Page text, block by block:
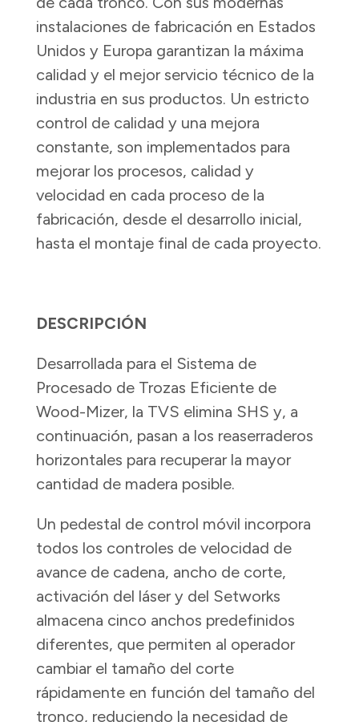
instalaciones de fabricación en Estados
Unidos y Europa garantizan la máxima
calidad y el mejor servicio técnico de la
industria en sus productos. Un estricto
control de calidad y una mejora
constante, son implementados para
mejorar los procesos, calidad y
velocidad en cada proceso de la
fabricación, desde el desarrollo inicial,
hasta el montaje final de cada proyecto.
DESCRIPCIÓN
Desarrollada para el Sistema de
Procesado de Trozas Eficiente de
Wood-Mizer, la TVS elimina SHS y, a
continuación, pasan a los reaserraderos
horizontales para recuperar la mayor
cantidad de madera posible.
Un pedestal de control móvil incorpora
todos los controles de velocidad de
avance de cadena, ancho de corte,
activación del láser y del Setworks
almacena cinco anchos predefinidos
diferentes, que permiten al operador
cambiar el tamaño del corte
rápidamente en función del tamaño del
tronco, reduciendo la necesidad de